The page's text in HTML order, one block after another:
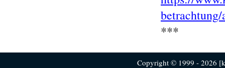
***
Copyright © 1999 - 2026